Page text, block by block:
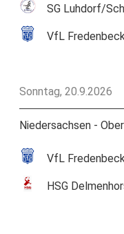
SG Luhdorf/
VfL Fredenbeck
Sonntag, 20.9.2026
Niedersachsen -
VfL Fredenbeck
HSG